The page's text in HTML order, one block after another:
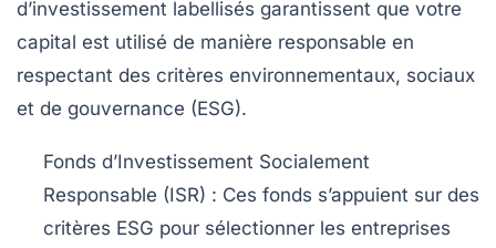
d’investissement labellisés garantissent que votre
capital est utilisé de manière responsable en
respectant des critères environnementaux, sociaux
et de gouvernance (ESG).
Fonds d’Investissement Socialement
Responsable (ISR) : Ces fonds s’appuient sur des
critères ESG pour sélectionner les entreprises